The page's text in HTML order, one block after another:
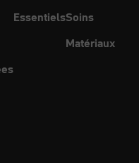
EssentielsSoins
Matériaux